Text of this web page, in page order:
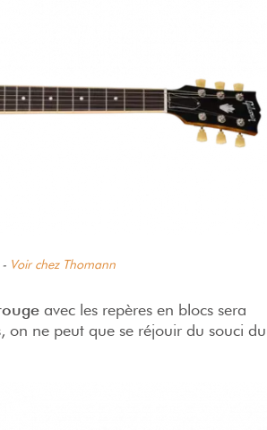
- Voir chez Thomann
avec les repères en blocs sera
on ne peut que se réjouir du souci du